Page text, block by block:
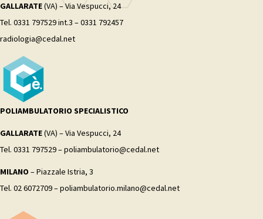
GALLARATE(VA) – Via Vespucci, 24
Tel. 0331 797529 int.3 – 0331 792457
radiologia@cedal.net
POLIAMBULATORIO SPECIALISTICO
GALLARATE(VA) – Via Vespucci, 24
Tel. 0331 797529 – poliambulatorio@cedal.net
MILANO – Piazzale Istria, 3
Tel. 02 6072709 – poliambulatorio.milano@cedal.net